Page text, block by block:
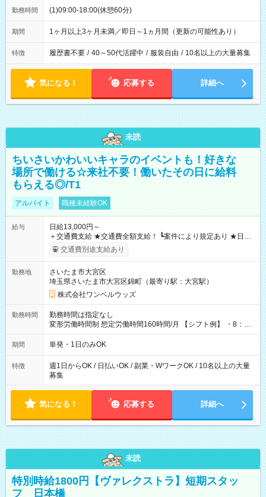
勤務時間 (1)09:00-18:00(休憩60分)
期間 1ヶ月以上3ヶ月未満／即日～1ヵ月間（更新の可能性あり）
特徴 履歴書不要 / 40～50代活躍中 / 服装自由 / 10名以上の大量募集
気になる！ 応募する 詳細へ
未読
ちいさいかわいいキャラのイベントも！好きな
場所で働ける☆来社不要！働いたその日に給料
もらえる◎/T1
アルバイト 職種未経験OK
給与
日給13,000円～
＋交通費支給 ★交通費全額支給！ ┗案件により規定あり ★日払
いOK！（規定あり） ┗働いたその日に現金GET♪ お仕事後はコ
ンビニATMから 日払い分を引き落とせます！ 【試用期間】試
交通費別途支給あり
勤務地
さいたま市大宮区
埼玉県さいたま市大宮区錦町（最寄り駅：大宮駅）
株式会社ワンベルウッズ
勤務時間
勤務時間は指定なし
変形労働時間制 想定労働時間160時間/月 【シフト例】 ・8：00
～21：00
期間 単発・1日のみOK
特徴
週1日からOK / 日払いOK / 副業・WワークOK / 10名以上の大量
募集
気になる！ 応募する 詳細へ
未読
特別時給1800円【ヴァレクストラ】短期スタッ
フ 日本橋